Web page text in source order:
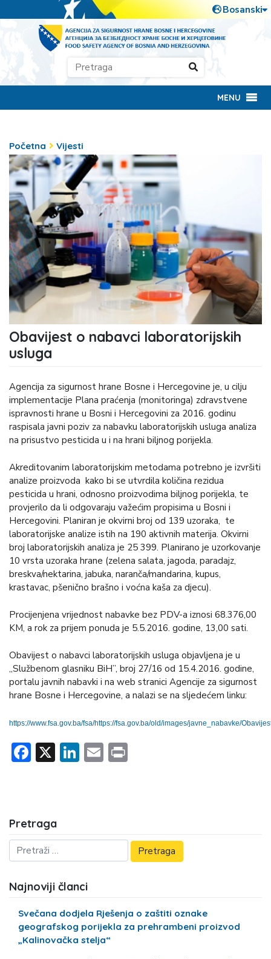
MENU
Početna Vijesti
Obavijest o nabavci laboratorijskih
usluga
Agencija za sigurnost hrane Bosne i Hercegovine je, u cilju
implementacije Plana praćenja (monitoringa) zdravstvene
ispravnosti hrane u Bosni i Hercegovini za 2016. godinu
raspisala javni poziv za nabavku laboratorijskih usluga analiza
na prisustvo pesticida u i na hrani biljnog porijekla.
Akreditovanim laboratorijskim metodama potrebno je izvršiti
analize proizvoda kako bi se utvrdila količina rezidua
pesticida u hrani, odnosno proizvodima biljnog porijekla, te
provjerilo da li odgovaraju važećim propisima u Bosni i
Hercegovini. Planiran je okvirni broj od 139 uzoraka, te
laboratorijske analize istih na 190 aktivnih materija. Okvirni
broj laboratorijskih analiza je 25 399. Planirano je uzorkovanje
10 vrsta uzoraka hrane (zelena salata, jagoda, paradajz,
breskva/nektarina, jabuka, naranča/mandarina, kupus,
krastavac, pšenično brašno i voćna kaša za djecu).
Procijenjena vrijednost nabavke bez PDV-a iznosi 68.376,00
KM, a rok za prijem ponuda je 5.5.2016. godine, 13,00 sati.
Obavijest o nabavci laboratorijskih usluga objavljena je u
„Službenom glasniku BiH”, broj 27/16 od 15.4.2016. godine,
portalu javnih nabavki i na web stranici Agencije za sigurnost
hrane Bosne i Hercegovine, a nalazi se na sljedećem linku:
https://www.fsa.gov.ba/fsa/https://fsa.gov.ba/old/images/javne_nabavke/
Facebook
X LinkedIn
Email
Pretraga
Najnoviji članci
Svečana dodjela Rješenja o zaštiti oznake
geografskog porijekla za prehrambeni proizvod
„Kalinovačka stelja“